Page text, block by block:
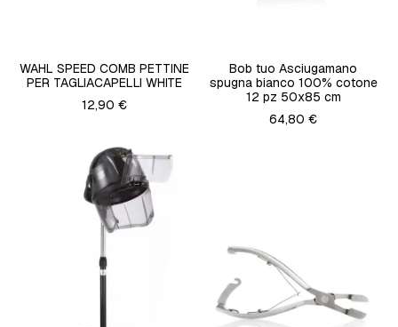
WAHL SPEED COMB PETTINE
PER TAGLIACAPELLI WHITE
12,90 €
Bob tuo Asciugamano
spugna bianco 100% cotone
12 pz 50x85 cm
64,80 €